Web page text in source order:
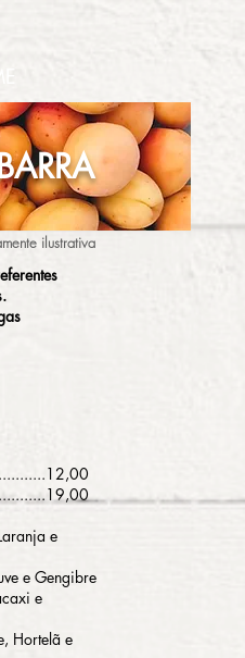
ilustrativa
0
e
e Gengibre
e
Hortelã e